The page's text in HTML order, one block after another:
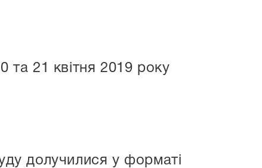
та 21 квітня 2019 року
долучилися у форматі